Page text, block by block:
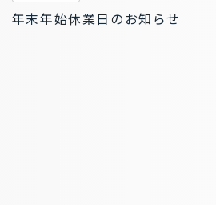
年末年始休業日のお知らせ